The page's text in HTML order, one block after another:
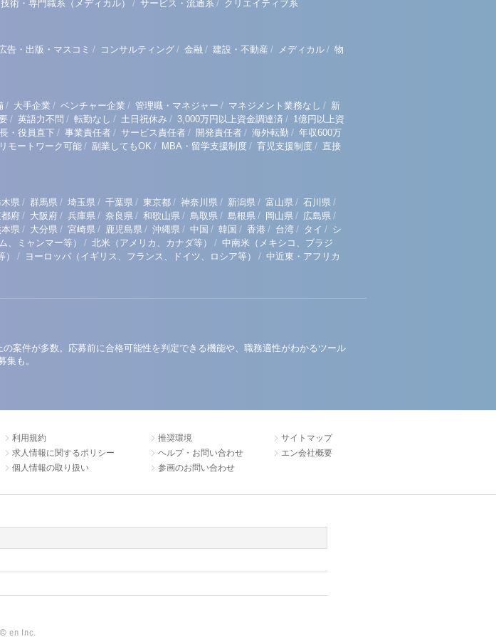
技術・専門職系（メディカル） / サービス・流通系 / クリエイティブ系
告・出版・マスコミ / コンサルティング / 金融 / 建設・不動産 / メディカル / 物
/ 大手企業 / ベンチャー企業 / 管理職・マネジャー / マネジメント業務なし / 新
/ 英語力不問 / 転勤なし / 土日祝休み / 3,000万円以上資金調達済 / 1億円以上資
・役員直下 / 事業責任者 / サービス責任者 / 開発責任者 / 海外転勤 / 年収600万
リモートワーク可能 / 副業してもOK / MBA・留学支援制度 / 育児支援制度 / 直接
県 / 群馬県 / 埼玉県 / 千葉県 / 東京都 / 神奈川県 / 新潟県 / 富山県 / 石川県 /
府 / 大阪府 / 兵庫県 / 奈良県 / 和歌山県 / 鳥取県 / 島根県 / 岡山県 / 広島県 /
本県 / 大分県 / 宮崎県 / 鹿児島県 / 沖縄県 / 中国 / 韓国 / 香港 / 台湾 / タイ / シ
、ミャンマー等） / 北米（アメリカ、カナダ等） / 中南米（メキシコ、ブラジ
/ ヨーロッパ（イギリス、フランス、ドイツ、ロシア等） / 中近東・アフリカ
案件が多数。応募前に合格可能性を判定できる機能や、職務適性がわかるツール
集も。
利用規約
求人情報に関するポリシー
個人情報の取り扱い
推奨環境
ヘルプ・お問い合わせ
参画のお問い合わせ
サイトマップ
エン会社概要
© en Inc.